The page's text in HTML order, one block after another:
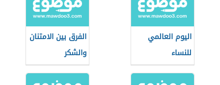
اليوم العالمي
للنساء
الفرق بين الامتنان
والشكر